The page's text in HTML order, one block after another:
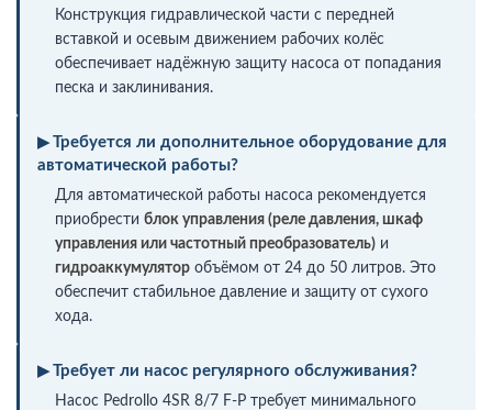
Конструкция гидравлической части с передней
вставкой и осевым движением рабочих колёс
обеспечивает надёжную защиту насоса от попадания
песка и заклинивания.
Требуется ли дополнительное оборудование для
автоматической работы?
Для автоматической работы насоса рекомендуется
приобрести блок управления (реле давления, шкаф
управления или частотный преобразователь) и
гидроаккумулятор объёмом от 24 до 50 литров. Это
обеспечит стабильное давление и защиту от сухого
хода.
Требует ли насос регулярного обслуживания?
Насос Pedrollo 4SR 8/7 F-P требует минимального